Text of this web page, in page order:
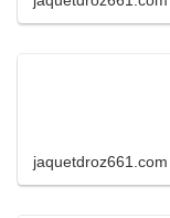
jaquetdroz661.com